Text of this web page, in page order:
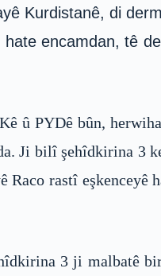
Kurdistanê, di
encamdan, tê
û PYDê bûn,
Ji bilî şehîdkirina 3
rastî eşkenceyê
3 ji malbatê